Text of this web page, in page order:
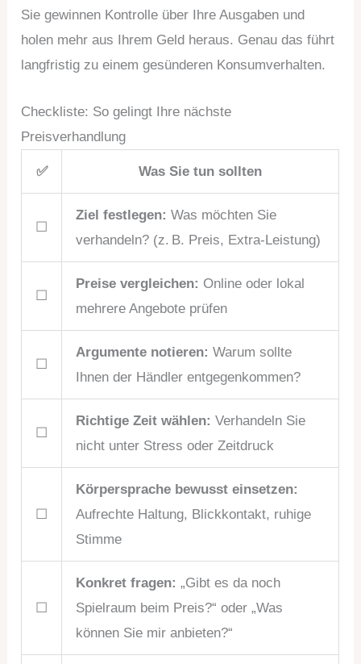
Sie gewinnen Kontrolle über Ihre Ausgaben und
holen mehr aus Ihrem Geld heraus. Genau das führt
langfristig zu einem gesünderen Konsumverhalten.
Checkliste: So gelingt Ihre nächste
Preisverhandlung
✅ Was Sie tun sollten
☐
Ziel festlegen: Was möchten Sie
verhandeln? (z. B. Preis, Extra-Leistung)
☐
Preise vergleichen: Online oder lokal
mehrere Angebote prüfen
☐
Argumente notieren: Warum sollte
Ihnen der Händler entgegenkommen?
☐
Richtige Zeit wählen: Verhandeln Sie
nicht unter Stress oder Zeitdruck
☐
Körpersprache bewusst einsetzen:
Aufrechte Haltung, Blickkontakt, ruhige
Stimme
☐
Konkret fragen: „Gibt es da noch
Spielraum beim Preis?“ oder „Was
können Sie mir anbieten?“